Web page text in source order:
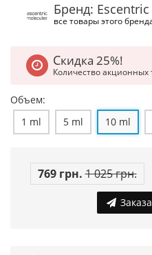
Бренд:
все товары этого
Скидка 25%!
Количество акционных
Объем:
1 ml
5 ml 10 ml
769 грн. 1 025 грн.